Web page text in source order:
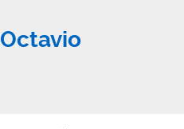
Octavio